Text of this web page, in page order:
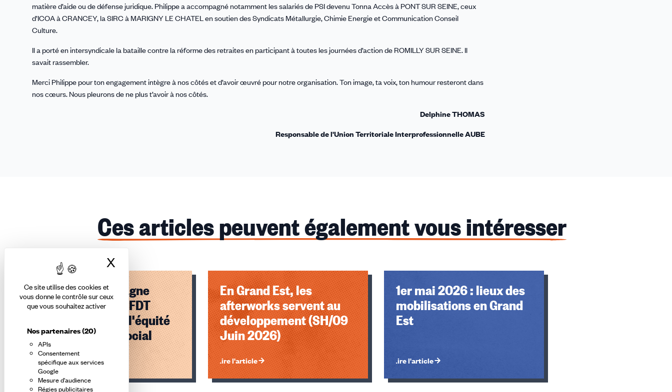
Ce site utilise des cookies et
vous donne le contrôle sur ceux
que vous souhaitez activer
Nos partenaires(20)
APIs
Consentement
spécifique aux services
Google
Mesure d'audience
Régies publicitaires
X
matière d’aide ou de défense juridique. Philippe a accompagné notamment les salariés de PSI devenu Tonna Accès à PONT SUR SEINE, ceux
d’ICOA à CRANCEY, la SIRC à MARIGNY LE CHATEL en soutien des Syndicats Métallurgie, Chimie Energie et Communication Conseil
Culture.
Il a porté en intersyndicale la bataille contre la réforme des retraites en participant à toutes les journées d’action de ROMILLY SUR SEINE. Il
savait rassembler.
Merci Philippe pour ton engagement intègre à nos côtés et d’avoir œuvré pour notre organisation. Ton image, ta voix, ton humour resteront dans
nos cœurs. Nous pleurons de ne plus t’avoir à nos côtés.
Delphine THOMAS
Responsable de l'Union Territoriale Interprofessionnelle AUBE
Ces articles peuvent également vous intéresser
Troyes Champagne
Métropole : la CFDT
mobilisée pour l'équité
et le dialogue social
Lire l'article
En Grand Est, les
afterworks servent au
développement (SH/09
Juin 2026)
Lire l'article
1er mai 2026 : lieux des
mobilisations en Grand
Est
Lire l'article
Éléments